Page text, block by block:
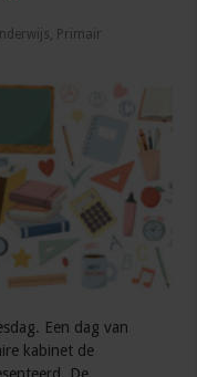
Primair
Een dag van
kabinet de